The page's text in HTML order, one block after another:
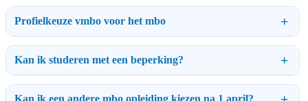
Profielkeuze vmbo voor het mbo
Kan ik studeren met een beperking?